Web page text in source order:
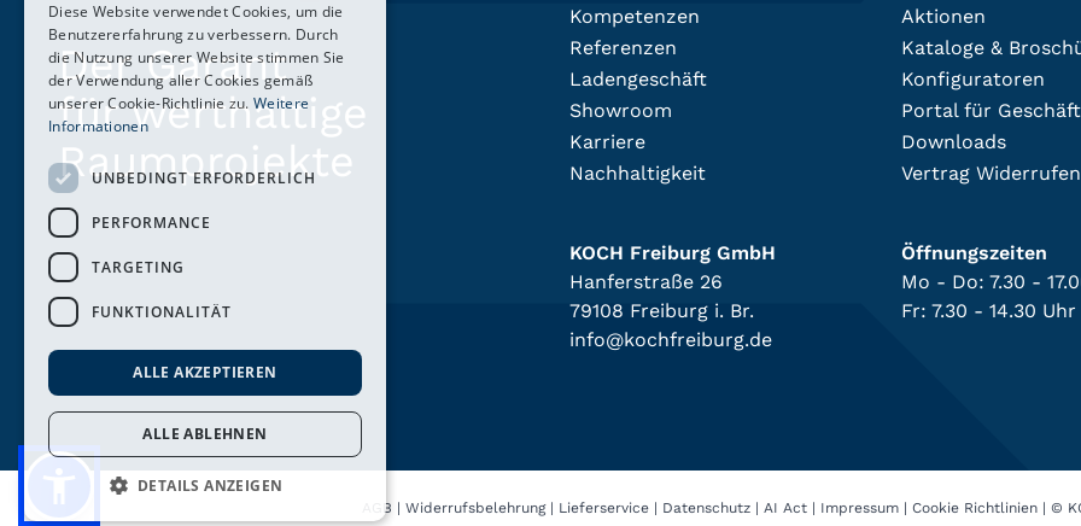
Der Garant
für werthaltige
Raumprojekte
Kompetenzen
Referenzen
Ladengeschäft
Showroom
Karriere
Nachhaltigkeit
Aktionen
Kataloge &
Konfiguratoren
Portal für
Downloads
Vertrag Widerrufen
KOCH Freiburg GmbH
Hanferstraße 26
79108 Freiburg i. Br.
info@kochfreiburg.de
Öffnungszeiten
Mo - Do: 7.30 -
Fr: 7.30 - 14.30 Uhr
AGB | Widerrufsbelehrung| Lieferservice | Datenschutz | AI Act | Impressum | Cookie Richtlinien | ©
Diese Website verwendet Cookies, um die
Benutzererfahrung zu verbessern. Durch
die Nutzung unserer Website stimmen Sie
der Verwendung aller Cookies gemäß
unserer Cookie-Richtlinie zu.Weitere
Informationen
UNBEDINGT ERFORDERLICH
PERFORMANCE
TARGETING
FUNKTIONALITÄT
ALLE AKZEPTIEREN
ALLE ABLEHNEN
DETAILS ANZEIGEN